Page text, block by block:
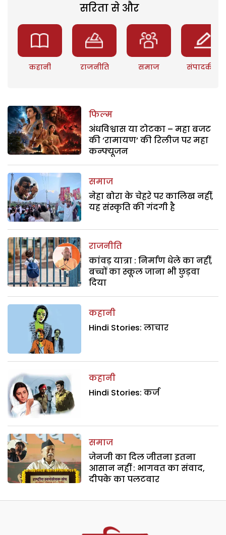
सरिता से और
कहानी राजनीति समाज संपादकीय
फिल्म
अंधविश्वास या टोटका – महा बजट
की ‘रामायण’ की रिलीज पर महा
कन्फ्यूजन
समाज
नेहा बोरा के चेहरे पर कालिख नहीं,
यह संस्कृति की गंदगी है
राजनीति
कांवड़ यात्रा : निर्माण धेले का नहीं,
बच्चों का स्कूल जाना भी छुड़वा
दिया
कहानी
Hindi Stories: लाचार
कहानी
Hindi Stories: कर्ज
समाज
जेनजी का दिल जीतना इतना
आसान नहीं : भागवत का संवाद,
दीपके का पलटवार